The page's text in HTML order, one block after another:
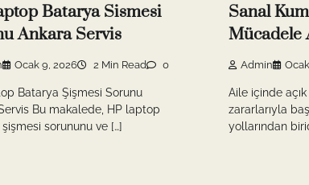
Batarya Sismesi
Ankara Servis
Ocak 9, 2026 2 Min Read 0
Batarya Şişmesi Sorunu
Bu makalede, HP laptop
sorununu ve […]
Sanal
Mücadele
Admin
Aile içinde
zararlarıyla
yollarından